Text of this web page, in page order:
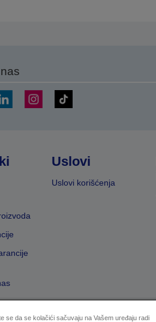
Uslovi
Uslovi korišćenja
se da se kolačići sačuvaju na Vašem uređaju radi